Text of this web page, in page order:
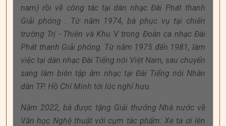
nam) rồi về công tác tại dàn nhạc Đài Phát thanh
Giải phóng . Từ năm 1974, bà phục vụ tại chiến
trường Trị - Thiên và Khu V trong Đoàn ca nhạc Đài
Phát thanh Giải phóng. Từ năm 1975 đến 1981, làm
việc tại dàn nhạc Đài Tiếng nói Việt Nam, sau chuyển
sang làm biên tập âm nhạc tại Đài Tiếng nói Nhân
dân TP. Hồ Chí Minh tới lúc nghỉ hưu.
Năm 2022, bà được tặng Giải thưởng Nhà nước về
Văn học Nghệ thuật với cụm tác phẩm: Xe ta ơi lên